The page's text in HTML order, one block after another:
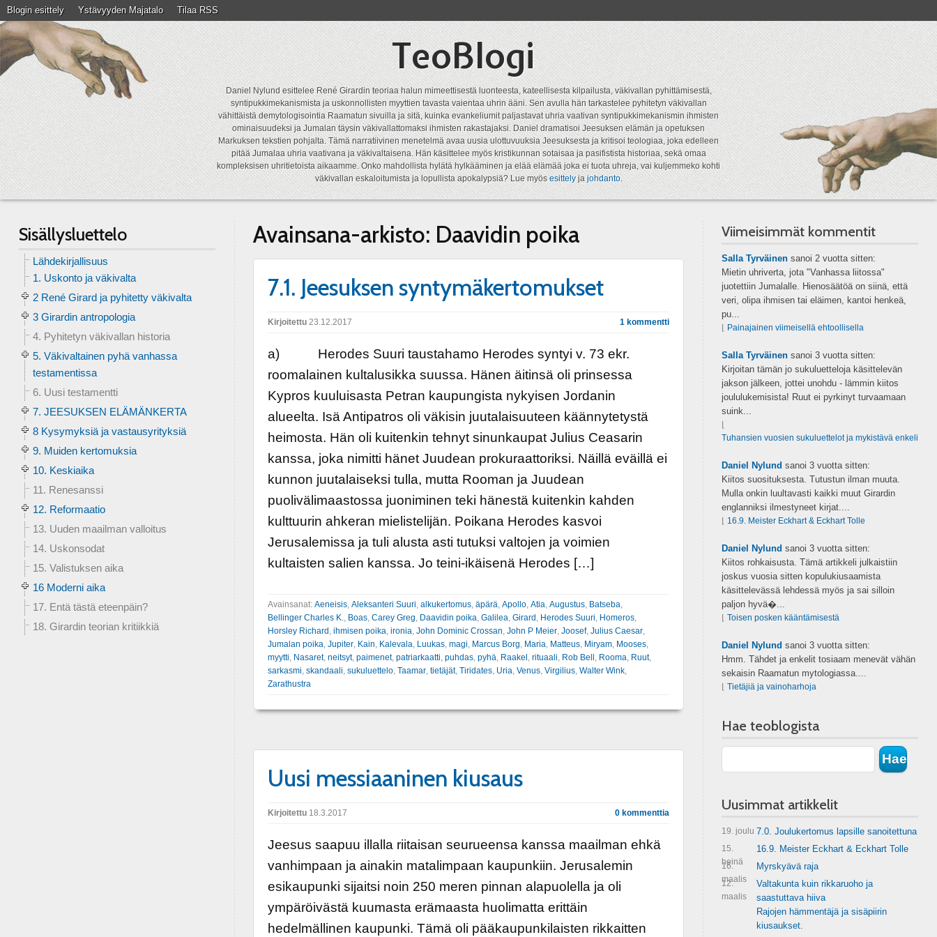
Blogin esittely Ystävyyden Majatalo Tilaa RSS
TeoBlogi
Daniel Nylund esittelee René Girardin teoriaa halun mimeettisestä luonteesta, kateellisesta kilpailusta, väkivallan pyhittämisestä,
syntipukkimekanismista ja uskonnollisten myyttien tavasta vaientaa uhrin ääni. Sen avulla hän tarkastelee pyhitetyn väkivallan
vähittäistä demytologisointia Raamatun sivuilla ja sitä, kuinka evankeliumit paljastavat uhria vaativan syntipukkimekanismin ihmisten
ominaisuudeksi ja Jumalan täysin väkivallattomaksi ihmisten rakastajaksi. Daniel dramatisoi Jeesuksen elämän ja opetuksen
Markuksen tekstien pohjalta. Tämä narratiivinen menetelmä avaa uusia ulottuvuuksia Jeesuksesta ja kritisoi teologiaa, joka edelleen
pitää Jumalaa uhria vaativana ja väkivaltaisena. Hän käsittelee myös kristikunnan sotaisaa ja pasifistista historiaa, sekä omaa
kompleksisen uhritietoista aikaamme. Onko mahdollista hylätä hylkääminen ja elää elämää joka ei tuota uhreja, vai kuljemmeko kohti
väkivallan eskaloitumista ja lopullista apokalypsiä? Lue myösesittelyjajohdanto.
Avainsana-arkisto: Daavidin poika
7.1. Jeesuksen syntymäkertomukset
Kirjoitettu23.12.2017 1 kommentti
a) Herodes Suuri taustahamo Herodes syntyi v. 73 ekr.
roomalainen kultalusikka suussa. Hänen äitinsä oli prinsessa
Kypros kuuluisasta Petran kaupungista nykyisen Jordanin
alueelta. Isä Antipatros oli väkisin juutalaisuuteen käännytetystä
heimosta. Hän oli kuitenkin tehnyt sinunkaupat Julius Ceasarin
kanssa, joka nimitti hänet Juudean prokuraattoriksi. Näillä eväillä ei
kunnon juutalaiseksi tulla, mutta Rooman ja Juudean
puolivälimaastossa juoniminen teki hänestä kuitenkin kahden
kulttuurin ahkeran mielistelijän. Poikana Herodes kasvoi
Jerusalemissa ja tuli alusta asti tutuksi valtojen ja voimien
kultaisten salien kanssa. Jo teini-ikäisenä Herodes […]
Avainsanat: Aeneisis, Aleksanteri Suuri alkukertomus, äpärä Apollo, Atia Augustus, Batseba
Bellinger Charles K.
Boas, Carey Greg Daavidin poika Galilea Girard Herodes Suuri Homeros,
Horsley Richard ihmisen poika ironia John Dominic Crossan John P Meier, Joosef, Julius Caesar,
Jumalan poika Jupiter, Kain Kalevala Luukas, magi Marcus Borg Maria Matteus, Miryam, Mooses,
myytti Nasaret, neitsyt, paimenet, patriarkaatti puhdas, pyhä Raakel rituaali Rob Bell Rooma Ruut,
sarkasmi skandaali sukuluettelo, Taamar, tietäjät, Tiridates, Uria Venus, Virgilius, Walter Wink,
Zarathustra
Uusi messiaaninen kiusaus
Kirjoitettu18.3.2017 0 kommenttia
Jeesus saapuu illalla riitaisan seurueensa kanssa maailman ehkä
vanhimpaan ja ainakin matalimpaan kaupunkiin. Jerusalemin
esikaupunki sijaitsi noin 250 meren pinnan alapuolella ja oli
ympäröivästä kuumasta erämaasta huolimatta erittäin
hedelmällinen kaupunki. Tämä oli pääkaupunkilaisten rikkaitten
Sisällysluettelo
Lähdekirjallisuus
1. Uskonto ja väkivalta
2 René Girard ja pyhitetty väkivalta
3 Girardin antropologia
4. Pyhitetyn väkivallan historia
5. Väkivaltainen pyhä vanhassa
testamentissa
6. Uusi testamentti
7. JEESUKSEN ELÄMÄNKERTA
8 Kysymyksiä ja vastausyrityksiä
9. Muiden kertomuksia
10. Keskiaika
11. Renesanssi
12. Reformaatio
13. Uuden maailman valloitus
14. Uskonsodat
15. Valistuksen aika
16 Moderni aika
17. Entä tästä eteenpäin?
18. Girardin teorian kritiikkiä
Viimeisimmät kommentit
Salla Tyrväinensanoi 2 vuotta sitten:
Mietin uhriverta, jota "Vanhassa liitossa"
juotettiin Jumalalle. Hienosäätöä on siinä, että
veri, olipa ihmisen tai eläimen, kantoi henkeä,
pu...
Painajainen viimeisellä ehtoollisella
Salla Tyrväinensanoi 3 vuotta sitten:
Kirjoitan tämän jo sukuluetteloja käsittelevän
jakson jälkeen, jottei unohdu - lämmin kiitos
joululukemisista! Ruut ei pyrkinyt turvaamaan
suink...
Tuhansien vuosien sukuluettelot ja mykistävä enkeli
Daniel Nylund sanoi 3 vuotta sitten:
Kiitos suosituksesta. Tutustun ilman muuta.
Mulla onkin luultavasti kaikki muut Girardin
englanniksi ilmestyneet kirjat....
16.9. Meister Eckhart & Eckhart Tolle
Daniel Nylund sanoi 3 vuotta sitten:
Kiitos rohkaisusta. Tämä artikkeli julkaistiin
joskus vuosia sitten kopulukiusaamista
käsittelevässä lehdessä myös ja sai silloin
paljon hyvä�...
Toisen posken kääntämisestä
Daniel Nylund sanoi 3 vuotta sitten:
Hmm. Tähdet ja enkelit tosiaam menevät vähän
sekaisin Raamatun mytologiassa....
Tietäjiä ja vainoharhoja
Hae teoblogista
Uusimmat artikkelit
19. joulu 7.0. Joulukertomus lapsille sanoitettuna
15.
heinä
16.9. Meister Eckhart & Eckhart Tolle
16.
maalis
Myrskyävä raja
12.
maalis
Valtakunta kuin rikkaruoho ja
saastuttava hiiva
Rajojen hämmentäjä ja sisäpiirin
kiusaukset.